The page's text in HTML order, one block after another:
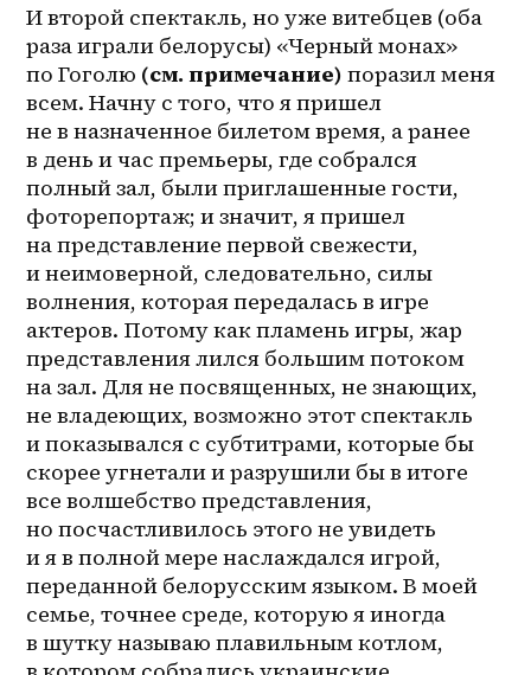
И второй спектакль, но уже витебцев (оба
раза играли белорусы) «Черный монах»
по Гоголю (см. примечание) поразил меня
всем. Начну с того, что я пришел
не в назначенное билетом время, а ранее
в день и час премьеры, где собрался
полный зал, были приглашенные гости,
фоторепортаж; и значит, я пришел
на представление первой свежести,
и неимоверной, следовательно, силы
волнения, которая передалась в игре
актеров. Потому как пламень игры, жар
представления лился большим потоком
на зал. Для не посвященных, не знающих,
не владеющих, возможно этот спектакль
и показывался с субтитрами, которые бы
скорее угнетали и разрушили бы в итоге
все волшебство представления,
но посчастливилось этого не увидеть
и я в полной мере наслаждался игрой,
переданной белорусским языком. В моей
семье, точнее среде, которую я иногда
в шутку называю плавильным котлом,